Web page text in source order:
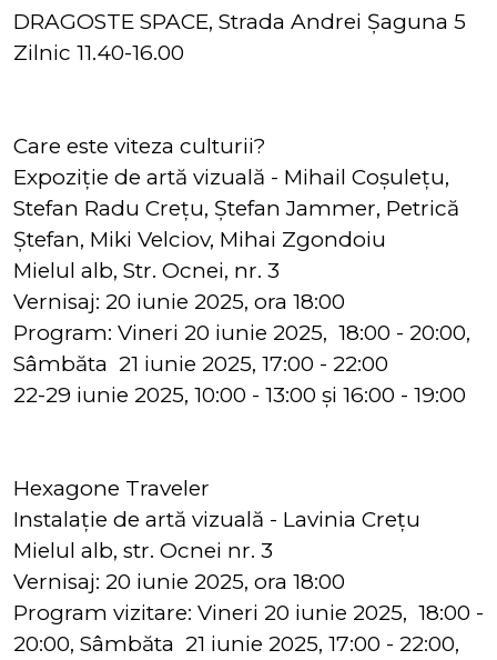
DRAGOSTE SPACE, Strada Andrei Șaguna 5
Zilnic 11.40-16.00
Care este viteza culturii?
Expoziție de artă vizuală - Mihail Coșulețu,
Stefan Radu Crețu, Ștefan Jammer, Petrică
Ștefan, Miki Velciov, Mihai Zgondoiu
Mielul alb, Str. Ocnei, nr. 3
Vernisaj: 20 iunie 2025, ora 18:00
Program: Vineri 20 iunie 2025, 18:00 - 20:00,
Sâmbăta 21 iunie 2025, 17:00 - 22:00
22-29 iunie 2025, 10:00 - 13:00 și 16:00 - 19:00
Hexagone Traveler
Instalație de artă vizuală - Lavinia Crețu
Mielul alb, str. Ocnei nr. 3
Vernisaj: 20 iunie 2025, ora 18:00
Program vizitare: Vineri 20 iunie 2025, 18:00 -
20:00, Sâmbăta 21 iunie 2025, 17:00 - 22:00,